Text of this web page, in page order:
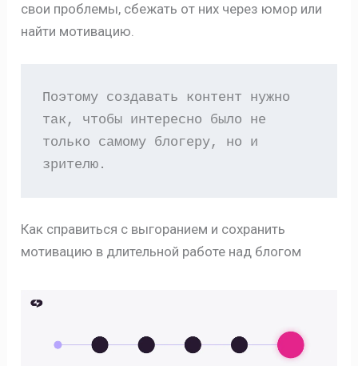
свои проблемы, сбежать от них через юмор или
найти мотивацию.
Поэтому создавать контент нужно
так, чтобы интересно было не
только самому блогеру, но и
зрителю.
Как справиться с выгоранием и сохранить
мотивацию в длительной работе над блогом